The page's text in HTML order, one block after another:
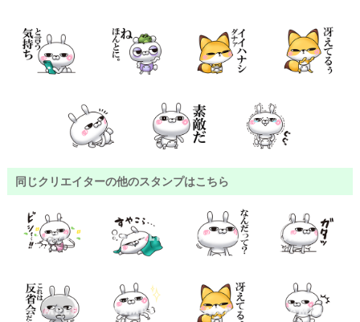
同じクリエイターの他のスタンプはこちら